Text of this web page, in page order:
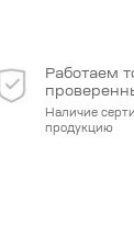
Работаем
Наличие
продукцию